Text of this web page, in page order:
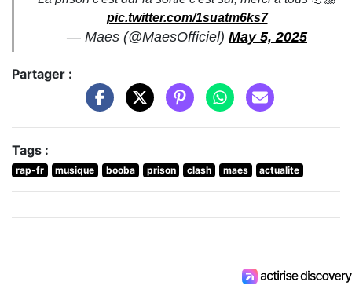
pic.twitter.com/1suatm6ks7
— Maes (@MaesOfficiel) May 5, 2025
Partager :
Tags :
rap-fr musique booba prison clash maes actualite